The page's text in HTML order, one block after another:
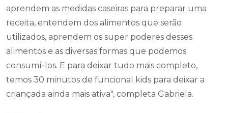
aprendem as medidas caseiras para preparar uma
receita, entendem dos alimentos que serão
utilizados, aprendem os super poderes desses
alimentos e as diversas formas que podemos
consumí-los. E para deixar tudo mais completo,
temos 30 minutos de funcional kids para deixar a
criançada ainda mais ativa", completa Gabriela.